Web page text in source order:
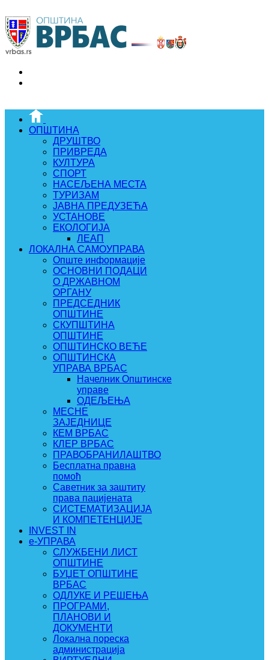
ОПШТИНА
ДРУШТВО
ПРИВРЕДА
КУЛТУРА
СПОРТ
НАСЕЉЕНА МЕСТА
ТУРИЗАМ
ЈАВНА ПРЕДУЗЕЋА
УСТАНОВЕ
ЕКОЛОГИЈА
ЛЕАП
ЛОКАЛНА САМОУПРАВА
Опште информације
ОСНОВНИ ПОДАЦИ
О ДРЖАВНОМ
ОРГАНУ
ПРЕДСЕДНИК
ОПШТИНЕ
СКУПШТИНА
ОПШТИНЕ
ОПШТИНСКО ВЕЋЕ
ОПШТИНСКА
УПРАВА ВРБАС
Начелник Општинске
управе
ОДЕЉЕЊА
МЕСНЕ
ЗАЈЕДНИЦЕ
КЕМ ВРБАС
КЛЕР ВРБАС
ПРАВОБРАНИЛАШТВО
Бесплатна правна
помоћ
Саветник за заштиту
права пацијената
СИСТЕМАТИЗАЦИЈА
И КОМПЕТЕНЦИЈЕ
INVEST IN
e-УПРАВА
СЛУЖБЕНИ ЛИСТ
ОПШТИНЕ
БУЏЕТ ОПШТИНЕ
ВРБАС
ОДЛУКЕ И РЕШЕЊА
ПРОГРАМИ,
ПЛАНОВИ И
ДОКУМЕНТИ
Локална пореска
администрација